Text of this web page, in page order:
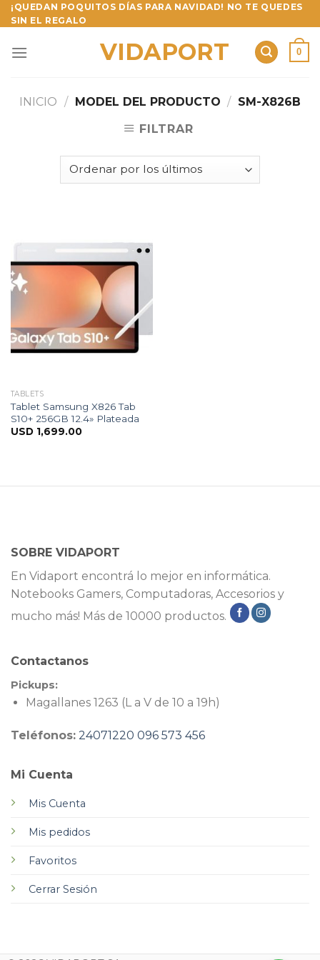
Skip
to
¡QUEDAN POQUITOS DÍAS PARA NAVIDAD! NO TE QUEDES
SIN EL REGALO
VIDAPORT 0
INICIO / MODEL DEL PRODUCTO / SM-X826B
FILTRAR
TABLETS
Tablet Samsung X826 Tab
S10+ 256GB 12.4» Plateada
USD 1,699.00
SOBRE VIDAPORT
En Vidaport encontrá lo mejor en informática.
Notebooks Gamers, Computadoras, Accesorios y
mucho más! Más de 10000 productos.
Mi Cuenta
Mis Cuenta
Mis pedidos
Favoritos
Cerrar Sesión
Contactanos
Pickups:
Magallanes 1263 (L a V de 10 a 19h)
Teléfonos: 24071220 096 573 456